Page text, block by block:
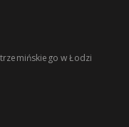
w Łodzi